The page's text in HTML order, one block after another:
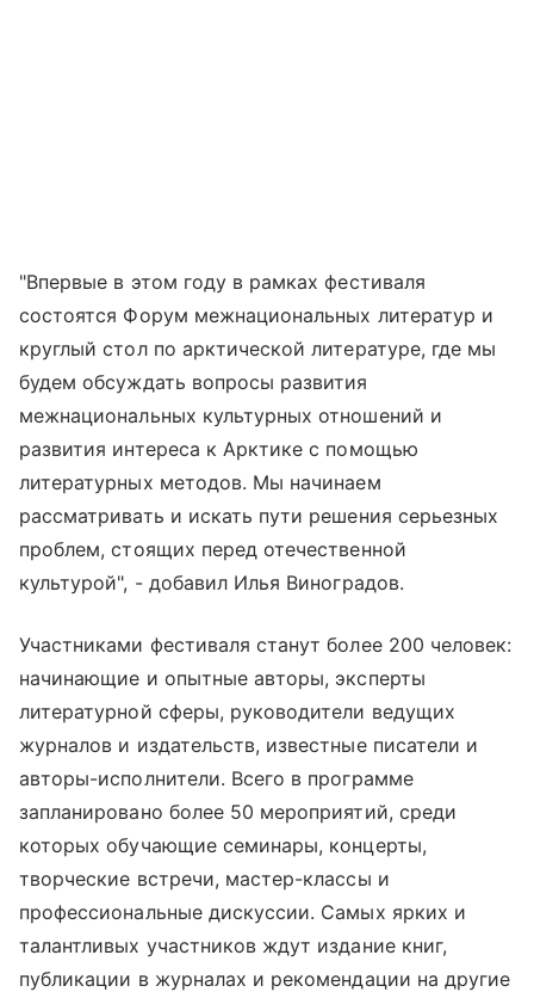
"Впервые в этом году в рамках фестиваля
состоятся Форум межнациональных литератур и
круглый стол по арктической литературе, где мы
будем обсуждать вопросы развития
межнациональных культурных отношений и
развития интереса к Арктике с помощью
литературных методов. Мы начинаем
рассматривать и искать пути решения серьезных
проблем, стоящих перед отечественной
культурой", - добавил Илья Виноградов.
Участниками фестиваля станут более 200 человек:
начинающие и опытные авторы, эксперты
литературной сферы, руководители ведущих
журналов и издательств, известные писатели и
авторы-исполнители. Всего в программе
запланировано более 50 мероприятий, среди
которых обучающие семинары, концерты,
творческие встречи, мастер-классы и
профессиональные дискуссии. Самых ярких и
талантливых участников ждут издание книг,
публикации в журналах и рекомендации на другие